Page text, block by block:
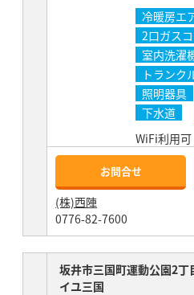
冷暖房エ
2口ガス
室内洗濯
トランク
照明器具
下水道
WiFi利用
お問合せ
(株)西陣
0776-82-7600
坂井市三国町運動公園2
イユ三国